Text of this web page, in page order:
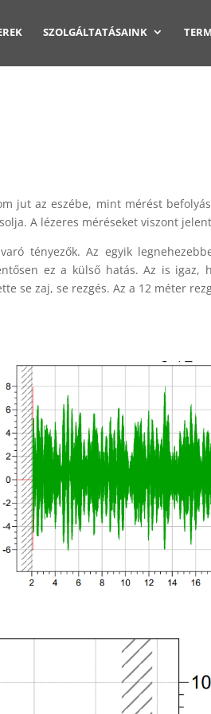
SZOLGÁLTATÁSAINK
jut az eszébe, mint mérést
A lézeres méréseket viszont
tényezők. Az egyik
ez a külső hatás. Az is igaz,
se zaj, se rezgés. Az a 12 méter